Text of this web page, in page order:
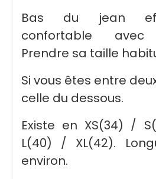
Bas du jean
confortable avec
Prendre sa taille
Si vous êtes entre
celle du dessous.
Existe en XS(34) /
L(40) / XL(42).
environ.